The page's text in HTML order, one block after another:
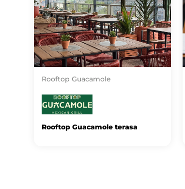
Rooftop Guacamole
Rooftop Guacamole terasa